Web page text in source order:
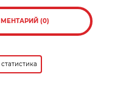
(0)
статистика